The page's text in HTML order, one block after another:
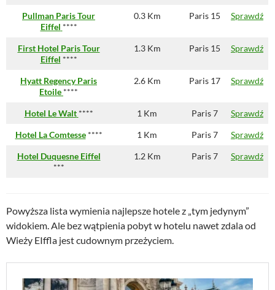
Pullman Paris Tour
Eiffel ****
0.3 Km Paris 15 Sprawdź
First Hotel Paris Tour
Eiffel ****
1.3 Km Paris 15 Sprawdź
Hyatt Regency Paris
Etoile ****
2.6 Km Paris 17 Sprawdź
Hotel Le Walt **** 1 Km Paris 7 Sprawdź
Hotel La Comtesse**** 1 Km Paris 7 Sprawdź
Hotel Duquesne Eiffel
***
1.2 Km Paris 7 Sprawdź
Powyższa lista wymienia najlepsze hotele z „tym jedynym”
widokiem. Ale bez wątpienia pobyt w hotelu nawet zdala od
Wieży EIffla jest cudownym przeżyciem.